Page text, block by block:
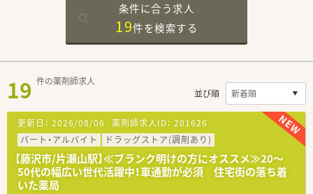
条件に合う求人
19件を検索する
19 件の薬剤師求人
並び順
更新日： 2026/08/06 薬剤師求人ID： 201626
パート・アルバイト
ドラッグストア(調剤あり)
【藤沢市/片瀬山駅】≪ブランク明けの方にオススメ≫20～
50代の幅広い世代活躍中！車通勤が必須 住宅街の落ち着
いた薬局